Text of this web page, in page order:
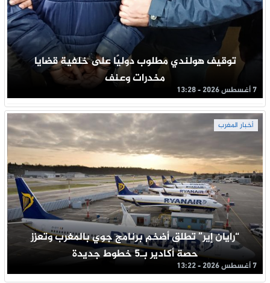
توقيف هولندي مطلوب دوليًا على خلفية قضايا
مخدرات وعنف
7 أغسطس 2026 - 13:28
أخبار المغرب
“رايان إير” تطلق أضخم برنامج جوي بالمغرب وتعزز
حصة أكادير بـ5 خطوط جديدة
7 أغسطس 2026 - 13:22